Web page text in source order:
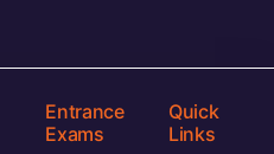
Entrance
Exams
Quick
Links